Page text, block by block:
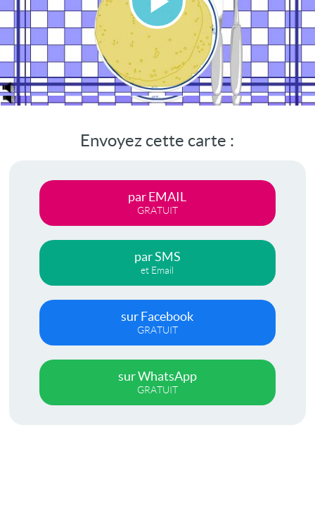
Lire
la
vidéo
Envoyez cette carte :
par EMAIL
GRATUIT
par SMS
et Email
sur Facebook
GRATUIT
sur WhatsApp
GRATUIT